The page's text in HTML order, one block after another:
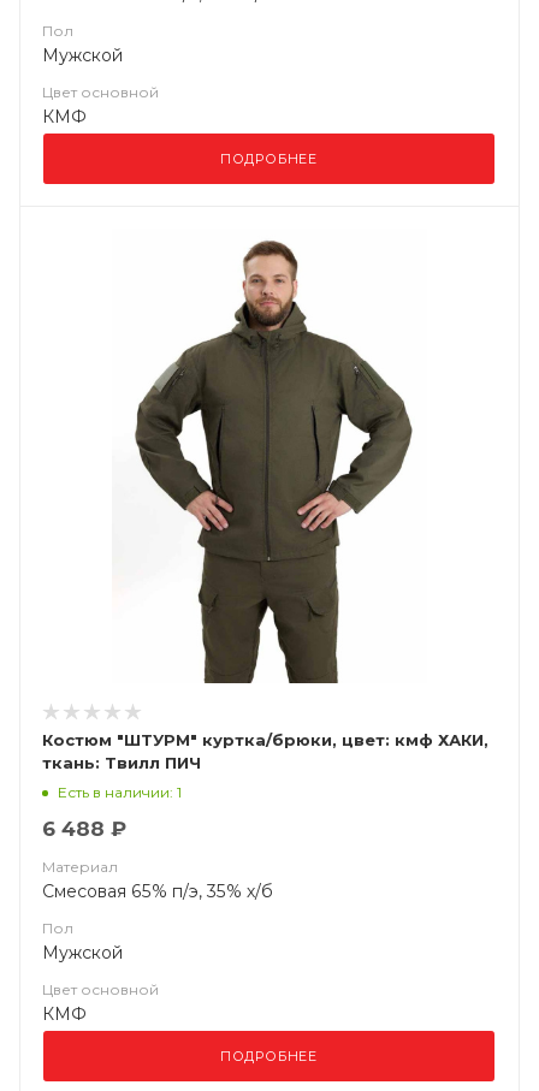
Пол
Мужской
Цвет основной
КМФ
ПОДРОБНЕЕ
Костюм "ШТУРМ" куртка/брюки, цвет: кмф ХАКИ,
ткань: Твилл ПИЧ
Есть в наличии: 1
6 488 ₽
Материал
Смесовая 65% п/э, 35% х/б
Пол
Мужской
Цвет основной
КМФ
ПОДРОБНЕЕ